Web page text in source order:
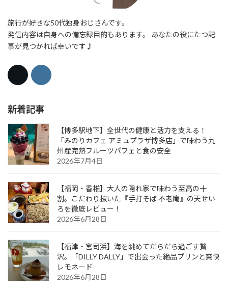
旅行が好きな50代独身おじさんです。
発信内容は自身への備忘録目的もあります。 あなたの役にたつ記
事が見つかれば幸いです♪
新着記事
【博多駅地下】全世代の健康と活力を支える！
「みのりカフェ アミュプラザ博多店」で味わう九
州産完熟フルーツパフェと食の安全
2026年7月4日
【福岡・香椎】大人の隠れ家で味わう至高の十
割。こだわり抜いた『手打そば 不老庵』の天せい
ろを徹底レビュー！
2026年6月28日
【福津・宮司浜】海を眺めてだらだら過ごす贅
沢。「DILLY DALLY」で出会った絶品プリンと爽快
レモネード
2026年6月28日